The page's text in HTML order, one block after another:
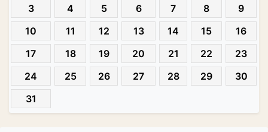
3
4 5 6 7 8
9
10
11 12 13 14 15
16
17
18 19 20 21 22
23
24
25 26 27 28 29
30
31